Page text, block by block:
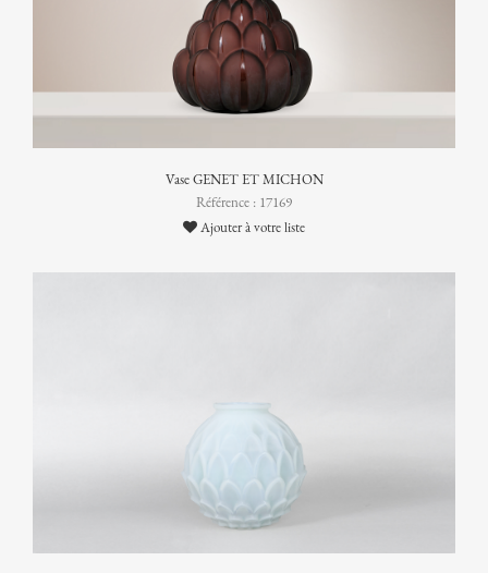
Vase GENET ET MICHON
Référence : 17169
Ajouter à votre liste